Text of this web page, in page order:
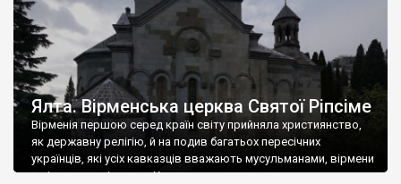
Ялта. Вірменська церква Святої Ріпсіме
Вірменія першою серед країн світу прийняла християнство,
як державну релігію, й на подив багатьох пересічних
українців, які усіх кавказців вважають мусульманами, вірмени
є відданими вірянами Христа